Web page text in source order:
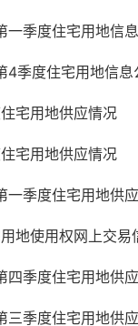
一季度住宅用地信
4季度住宅用地信息
宅用地供应情况
宅用地供应情况
一季度住宅用地供
地使用权网上交易
四季度住宅用地供
三季度住宅用地供